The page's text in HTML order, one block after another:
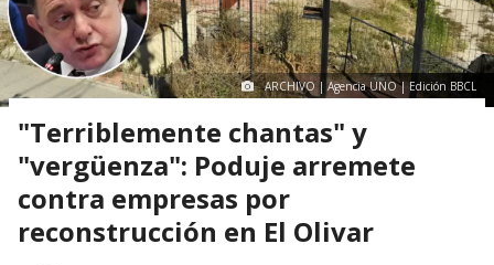
ARCHIVO | Agencia UNO | Edición BBCL
"Terriblemente chantas" y
"vergüenza": Poduje arremete
contra empresas por
reconstrucción en El Olivar